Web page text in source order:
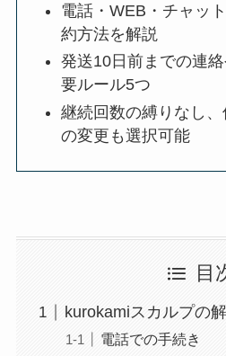
電話・WEB・チャッ
約方法を解説
発送10日前までの連
要ルール5つ
継続回数の縛りなし
の変更も選択可能
目
kurokamiスカルプの
電話での手続き